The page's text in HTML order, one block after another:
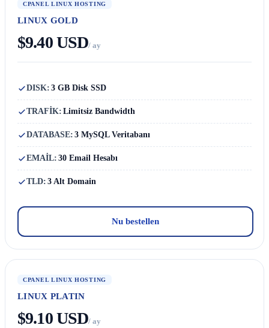
CPANEL LINUX HOSTING
LINUX GOLD
$9.40 USD/ ay
DISK: 3 GB Disk SSD
TRAFİK: Limitsiz Bandwidth
DATABASE: 3 MySQL Veritabanı
EMAİL: 30 Email Hesabı
TLD: 3 Alt Domain
Nu bestellen
CPANEL LINUX HOSTING
LINUX PLATIN
$9.10 USD/ ay